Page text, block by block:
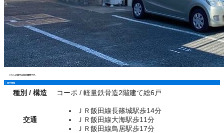
こちらの物件は現在満室です。
物件情報
種別 / 構造 コーポ / 軽量鉄骨造2階建て総6戸
交通
ＪＲ飯田線長篠城駅歩14分
ＪＲ飯田線大海駅歩11分
ＪＲ飯田線鳥居駅歩17分